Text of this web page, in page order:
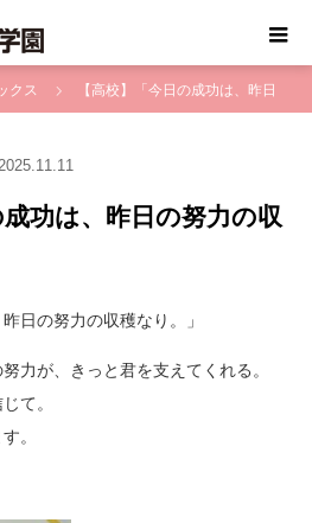
クス 【高校】「今日の成功は、昨日
成功は、昨日の努力の収
日の努力の収穫なり。」
力が、きっと君を支えてくれる。
て。
。